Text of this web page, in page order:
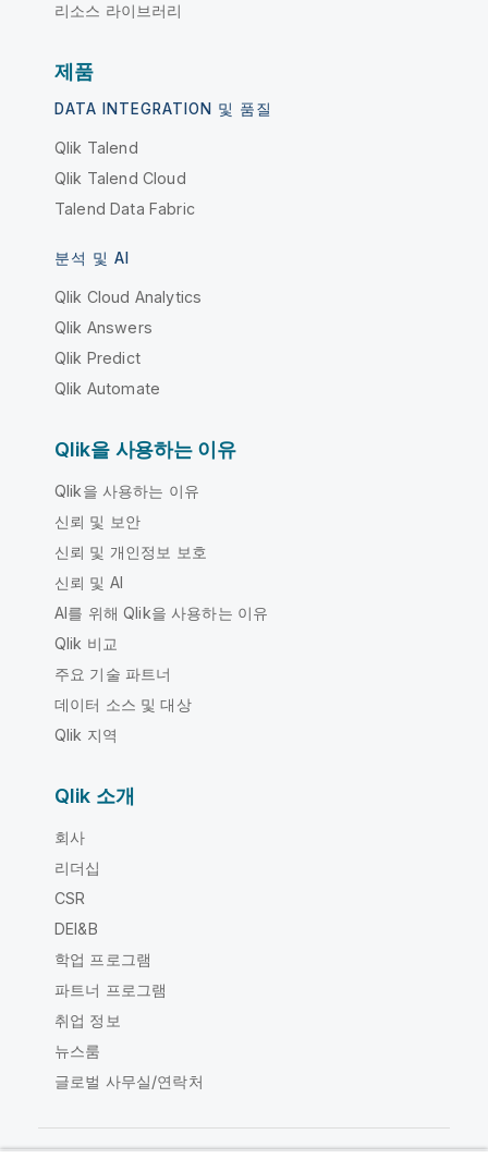
리소스 라이브러리
제품
DATA INTEGRATION 및 품질
Qlik Talend
Qlik Talend Cloud
Talend Data Fabric
분석 및 AI
Qlik Cloud Analytics
Qlik Answers
Qlik Predict
Qlik Automate
Qlik을 사용하는 이유
Qlik을 사용하는 이유
신뢰 및 보안
신뢰 및 개인정보 보호
신뢰 및 AI
AI를 위해 Qlik을 사용하는 이유
Qlik 비교
주요 기술 파트너
데이터 소스 및 대상
Qlik 지역
Qlik 소개
회사
리더십
CSR
DEI&B
학업 프로그램
파트너 프로그램
취업 정보
뉴스룸
글로벌 사무실/연락처